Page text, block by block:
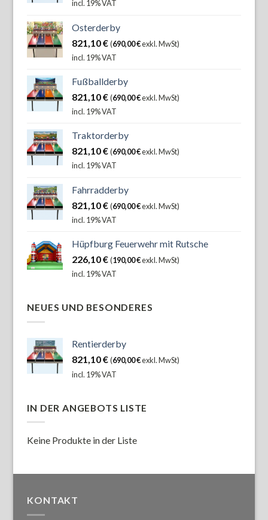
incl. 19% VAT
Osterderby
821,10€ (690,00€exkl. MwSt)
incl. 19% VAT
Fußballderby
821,10€ (690,00€exkl. MwSt)
incl. 19% VAT
Traktorderby
821,10€ (690,00€exkl. MwSt)
incl. 19% VAT
Fahrradderby
821,10€ (690,00€exkl. MwSt)
incl. 19% VAT
Hüpfburg Feuerwehr mit Rutsche
226,10€ (190,00€exkl. MwSt)
incl. 19% VAT
NEUES UND BESONDERES
Rentierderby
821,10€ (690,00€exkl. MwSt)
incl. 19% VAT
IN DER ANGEBOTS LISTE
Keine Produkte in der Liste
KONTAKT